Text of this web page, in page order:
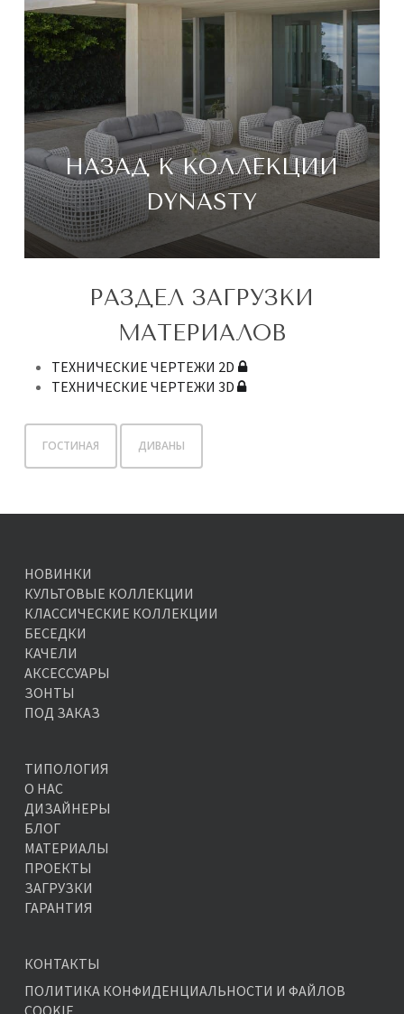
НАЗАД К КОЛЛЕКЦИИ
DYNASTY
РАЗДЕЛ ЗАГРУЗКИ
МАТЕРИАЛОВ
ТЕХНИЧЕСКИЕ ЧЕРТЕЖИ 2D
ТЕХНИЧЕСКИЕ ЧЕРТЕЖИ 3D
ГОСТИНАЯ ДИВАНЫ
НОВИНКИ
КУЛЬТОВЫЕ КОЛЛЕКЦИИ
КЛАССИЧЕСКИЕ КОЛЛЕКЦИИ
БЕСЕДКИ
КАЧЕЛИ
АКСЕССУАРЫ
ЗОНТЫ
ПОД ЗАКАЗ
ТИПОЛОГИЯ
О НАС
ДИЗАЙНЕРЫ
БЛОГ
МАТЕРИАЛЫ
ПРОЕКТЫ
ЗАГРУЗКИ
ГАРАНТИЯ
КОНТАКТЫ
ПОЛИТИКА КОНФИДЕНЦИАЛЬНОСТИ И ФАЙЛОВ